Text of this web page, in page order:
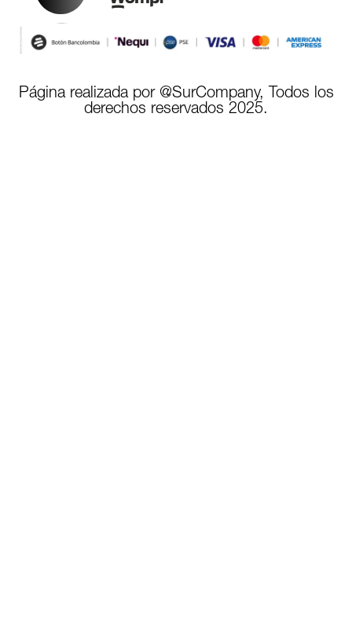
Página realizada por @SurCompany, Todos los
derechos reservados 2025.